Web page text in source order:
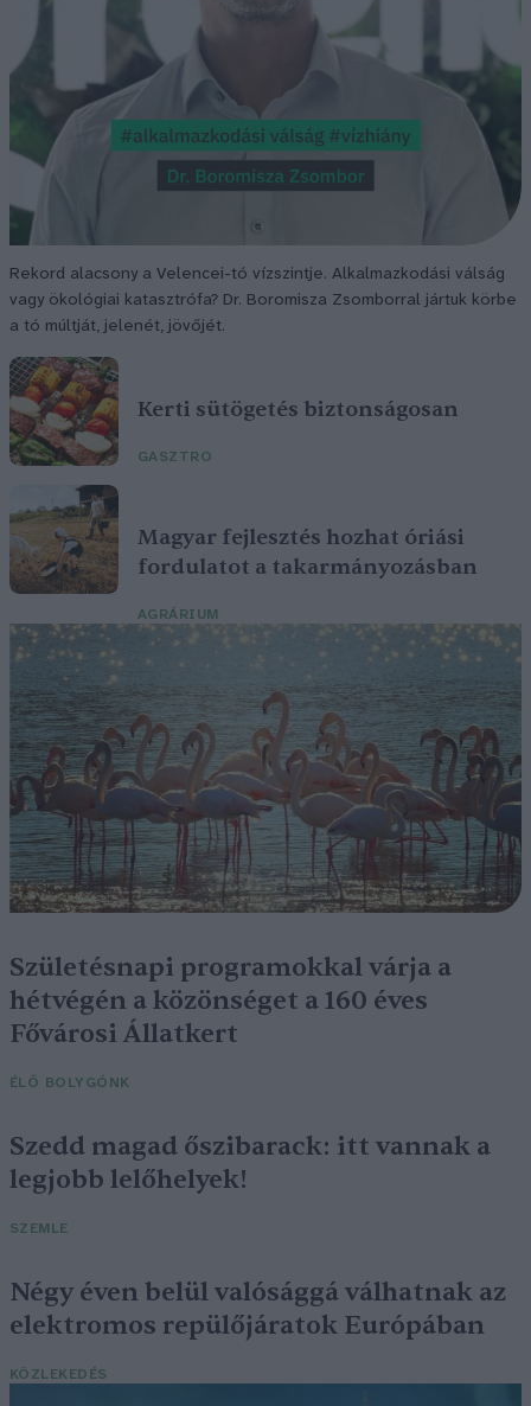
Rekord alacsony a Velencei-tó vízszintje. Alkalmazkodási válság
vagy ökológiai katasztrófa? Dr. Boromisza Zsomborral jártuk körbe
a tó múltját, jelenét, jövőjét.
Kerti sütögetés biztonságosan
GASZTRO
Magyar fejlesztés hozhat óriási
fordulatot a takarmányozásban
AGRÁRIUM
Születésnapi programokkal várja a
hétvégén a közönséget a 160 éves
Fővárosi Állatkert
ÉLŐ BOLYGÓNK
Szedd magad őszibarack: itt vannak a
legjobb lelőhelyek!
SZEMLE
Négy éven belül valósággá válhatnak az
elektromos repülőjáratok Európában
KÖZLEKEDÉS